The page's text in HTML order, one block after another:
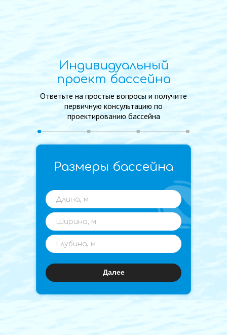
Далее
Индивидуальный
проект бассейна
Ответьте на простые вопросы и получите
первичную консультацию по
проектированию бассейна
Размеры бассейна